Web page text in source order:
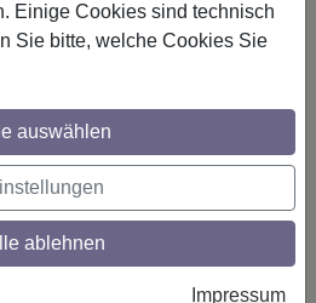
Prestige Santo 520 cm
Einige Cookies sind technisch
Sie bitte, welche Cookies Sie
auswählen
ablehnen
Impressum